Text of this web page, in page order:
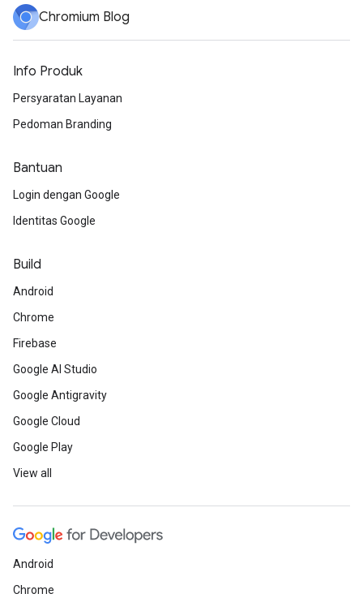
Chromium Blog
Info Produk
Persyaratan Layanan
Pedoman Branding
Bantuan
Login dengan Google
Identitas Google
Build
Android
Chrome
Firebase
Google AI Studio
Google Antigravity
Google Cloud
Google Play
View all
Android
Chrome